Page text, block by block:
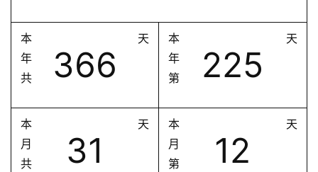
本
年
共
366
天
本
年
第
225
天
本
月
共
31
天
本
月
第
12
天